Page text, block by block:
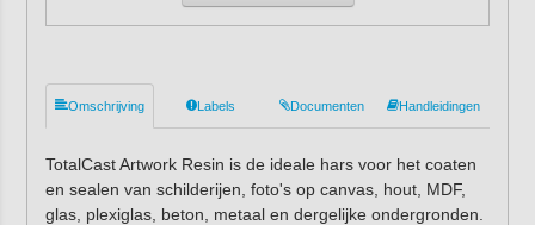
Omschrijving Labels Documenten Handleidingen
TotalCast Artwork Resin is de ideale hars voor het coaten
en sealen van schilderijen, foto's op canvas, hout, MDF,
glas, plexiglas, beton, metaal en dergelijke ondergronden.